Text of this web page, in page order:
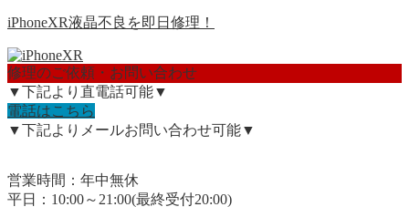
iPhoneXR液晶不良を即日修理！
修理のご依頼・お問い合わせ
▼下記より直電話可能▼
電話はこちら
▼下記よりメールお問い合わせ可能▼
営業時間：年中無休
平日：10:00～21:00(最終受付20:00)